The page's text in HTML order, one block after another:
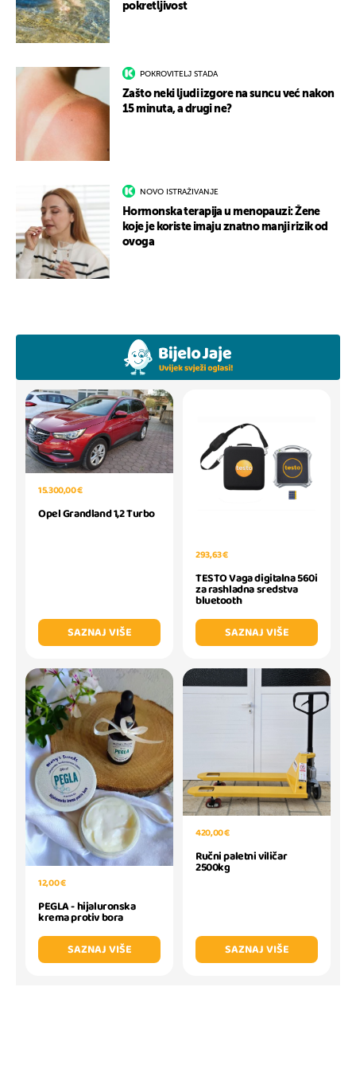
pokretljivost
POKROVITELJ STADA
Zašto neki ljudi izgore na suncu već nakon
15 minuta, a drugi ne?
NOVO ISTRAŽIVANJE
Hormonska terapija u menopauzi: Žene
koje je koriste imaju znatno manji rizik od
ovoga
15.300,00 €
Opel Grandland 1,2 Turbo
SAZNAJ VIŠE
293,63 €
TESTO Vaga digitalna 560i
za rashladna sredstva
bluetooth
SAZNAJ VIŠE
12,00 €
PEGLA - hijaluronska
krema protiv bora
SAZNAJ VIŠE
420,00 €
Ručni paletni viličar
2500kg
SAZNAJ VIŠE